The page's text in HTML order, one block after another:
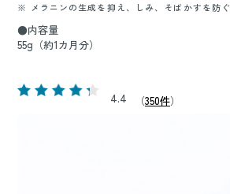
※ メラニンの生成を抑え、しみ、そばかすを防ぐ
●内容量
55g（約1カ月分）
4.4 （350件）